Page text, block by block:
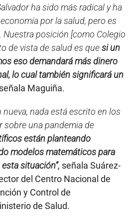
ha sido más radical y ha
por la salud, pero es
Nuestra posición [como Colegio
de vista de salud es quesi un
eso demandará más dinero
lo cual también significará un
señala Maguiña.
nueva, nada está escrito en los
sobre una pandemia de
están planteando
modelos matemáticos para
situación”, señala Suárez-
del Centro Nacional de
y Control de
de Salud.